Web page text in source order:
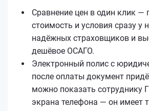
Сравнение цен в один клик —
стоимость и условия сразу у
надёжных страховщиков и
дешёвое ОСАГО.
Электронный полис с
после оплаты документ
можно показать сотруднику
экрана телефона — он имеет